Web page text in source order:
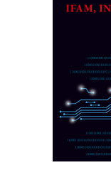
MAREX
partner
CTO -
obradu!
Razvoj
PLC